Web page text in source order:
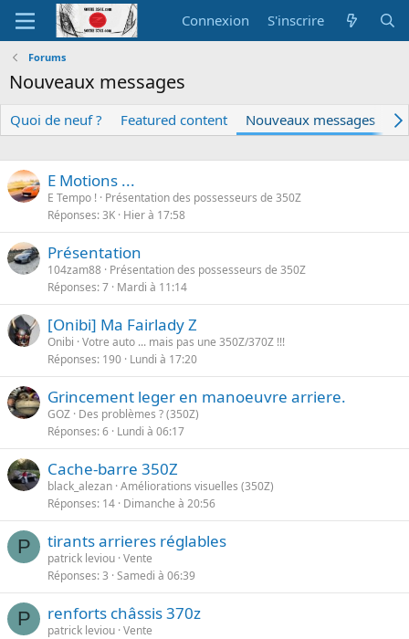
Connexion S'inscrire
Forums
Nouveaux messages
Quoi de neuf ? Featured content Nouveaux messages
E Motions ...
E Tempo ! Présentation des possesseurs de 350Z
Réponses 3K Hier à 17:58
Présentation
104zam88 Présentation des possesseurs de 350Z
Réponses 7 Mardi à 11:14
[Onibi] Ma Fairlady Z
Onibi Votre auto ... mais pas une 350Z/370Z !!!
Réponses 190 Lundi à 17:20
Grincement leger en manoeuvre arriere.
GOZ Des problèmes ? (350Z)
Réponses 6 Lundi à 06:17
Cache-barre 350Z
black_alezan Améliorations visuelles (350Z)
Réponses 14 Dimanche à 20:56
P tirants arrieres réglables
patrick leviou Vente
Réponses 3 Samedi à 06:39
P renforts châssis 370z
patrick leviou Vente